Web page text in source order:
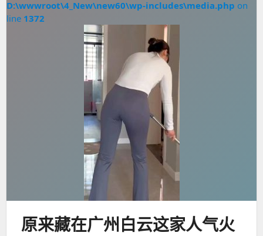
D:\wwwroot\4_New\new60\wp-includes\media.php on
line 1372
原来藏在广州白云这家人气火